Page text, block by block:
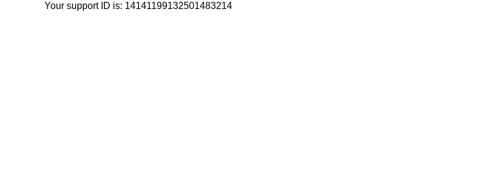
Your support ID is: 14141199132501483214